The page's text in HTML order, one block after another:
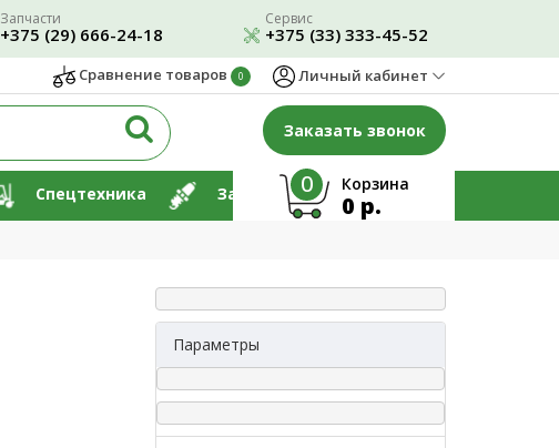
Запчасти
+375 (29) 666-24-18
Сервис
+375 (33) 333-45-52
Сравнение товаров 0 Личный кабинет
Заказать звонок
Корзина
0
0 р.
Спецтехника Запчасти Ремонт
Параметры